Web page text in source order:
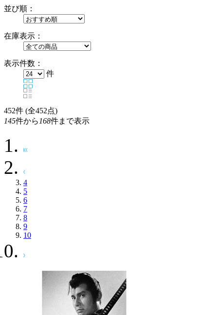
並び順：
在庫表示：
表示件数：
件
452件 (全452点)
145件から 168件まで表示
4
5
6
7
8
9
10